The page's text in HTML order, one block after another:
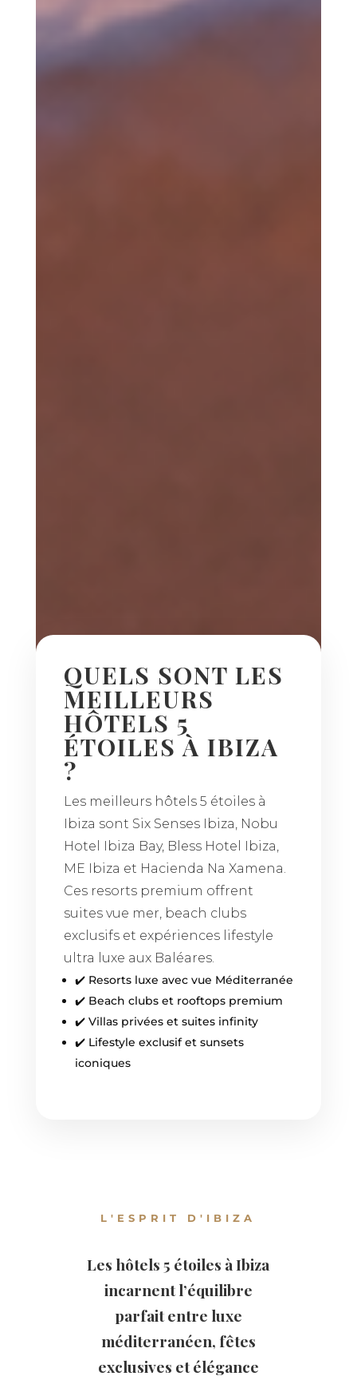
QUELS SONT LES
MEILLEURS
HÔTELS 5
ÉTOILES À IBIZA
?
Les meilleurs hôtels 5 étoiles à
Ibiza sont Six Senses Ibiza, Nobu
Hotel Ibiza Bay, Bless Hotel Ibiza,
ME Ibiza et Hacienda Na Xamena.
Ces resorts premium offrent
suites vue mer, beach clubs
exclusifs et expériences lifestyle
ultra luxe aux Baléares.
✔️ Resorts luxe avec vue Méditerranée
✔️ Beach clubs et rooftops premium
✔️ Villas privées et suites infinity
✔️ Lifestyle exclusif et sunsets
iconiques
L'ESPRIT D'IBIZA
Les hôtels 5 étoiles à Ibiza
incarnent l’équilibre
parfait entre luxe
méditerranéen, fêtes
exclusives et élégance